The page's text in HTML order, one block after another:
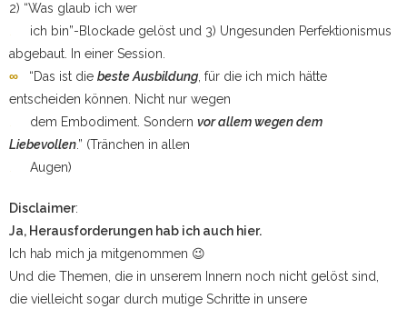
2) “Was glaub ich wer
ich bin”-Blockade gelöst und 3) Ungesunden Perfektionismus
abgebaut. In einer Session.
∞ “Das ist die beste Ausbildung, für die ich mich hätte
entscheiden können. Nicht nur wegen
dem Embodiment. Sondern vor allem wegen dem
Liebevollen.” (Tränchen in allen
Augen)
Disclaimer:
Ja, Herausforderungen hab ich auch hier.
Ich hab mich ja mitgenommen 😉
Und die Themen, die in unserem Innern noch nicht gelöst sind,
die vielleicht sogar durch mutige Schritte in unsere